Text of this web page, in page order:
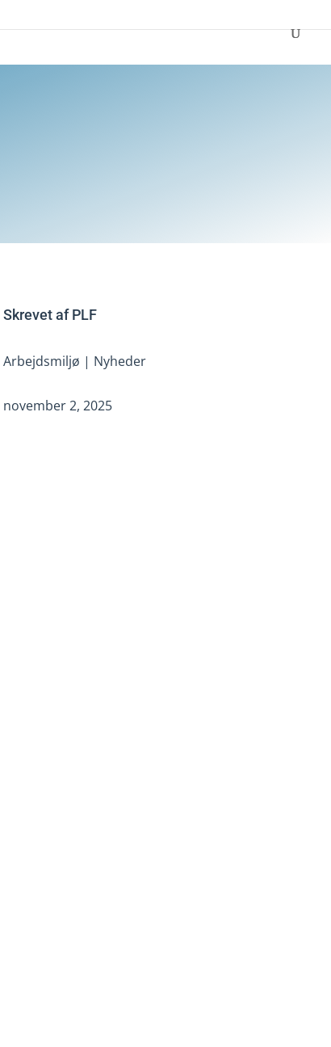
Skrevet afPLF
Arbejdsmiljø | Nyheder
november 2, 2025